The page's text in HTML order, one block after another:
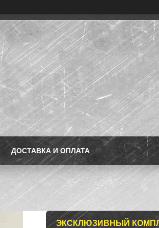
ДОСТАВКА И ОПЛАТА
ЭКСКЛЮЗИВНЫЙ